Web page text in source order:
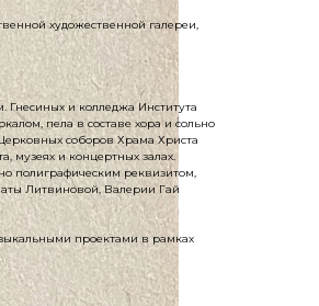
художественной галереи,
и колледжа Института
пела в составе хора и сольно
соборов Храма Христа
музеях и концертных залах.
полиграфическим реквизитом,
Литвиновой, Валерии Гай
проектами в рамках